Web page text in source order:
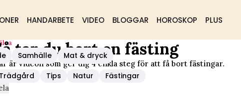
HANDARBETE VIDEO BLOGGAR HOROSKOP PLUS
Samhälle Mat & dryck
tar du bort en fästing
är videon som ger dig 4 enkla steg för att få bort fästingar.
Trädgård Tips Natur Fästingar